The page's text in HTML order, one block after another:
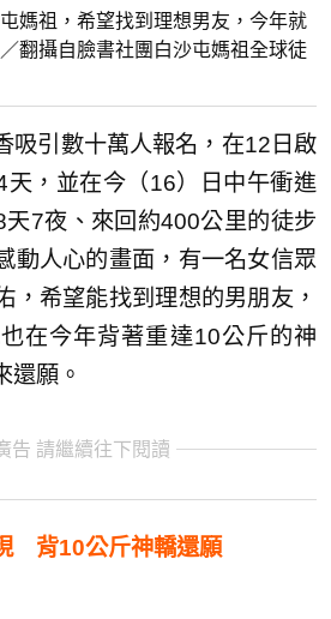
媽祖，希望找到理想男友，今年就
翻攝自臉書社團白沙屯媽祖全球徒
吸引數十萬人報名，在12日啟
天，並在今（16）日中午衝進
7夜、來回約400公里的徒步
動人心的畫面，有一名女信眾
，希望能找到理想的男朋友，
在今年背著重達10公斤的神
還願。
告 請繼續往下閱讀
背10公斤神轎還願